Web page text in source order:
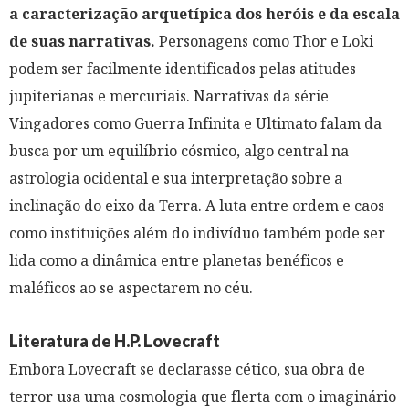
a caracterização arquetípica dos heróis e da escala
de suas narrativas. Personagens como Thor e Loki
podem ser facilmente identificados pelas atitudes
jupiterianas e mercuriais. Narrativas da série
Vingadores como Guerra Infinita e Ultimato falam da
busca por um equilíbrio cósmico, algo central na
astrologia ocidental e sua interpretação sobre a
inclinação do eixo da Terra. A luta entre ordem e caos
como instituições além do indivíduo também pode ser
lida como a dinâmica entre planetas benéficos e
maléficos ao se aspectarem no céu.
Literatura de H.P. Lovecraft
Embora Lovecraft se declarasse cético, sua obra de
terror usa uma cosmologia que flerta com o imaginário